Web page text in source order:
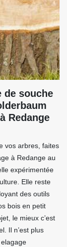
de souche
Redange
vos arbres, faites
à Redange au
expérimentée
Elle reste
des outils
bois en petit
le mieux c’est
Il n’est plus